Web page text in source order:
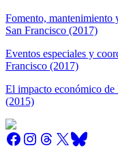
Fomento, mantenimiento
San Francisco (2017)
Eventos especiales y
Francisco (2017)
El impacto económico de
(2015)